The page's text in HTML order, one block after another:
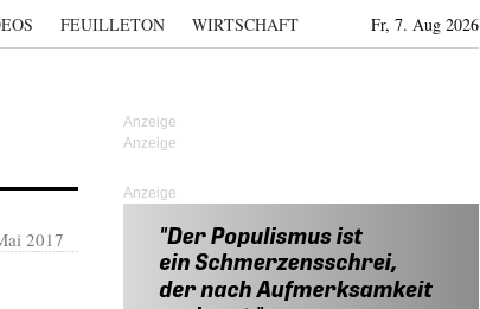
FEUILLETON WIRTSCHAFT Fr, 7. Aug 2026
2017
Anzeige